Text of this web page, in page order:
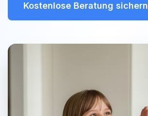
Kostenlose Beratung sichern